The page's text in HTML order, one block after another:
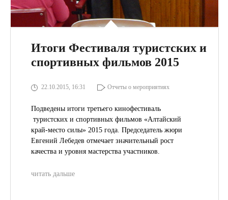
Итоги Фестиваля туристских и
спортивных фильмов 2015
22.10.2015, 16:31 Отчеты о мероприятиях
Подведены итоги третьего кинофестиваль
туристских и спортивных фильмов «Алтайский
край-место силы» 2015 года. Председатель жюри
Евгений Лебедев отмечает значительный рост
качества и уровня мастерства участников.
читать дальше